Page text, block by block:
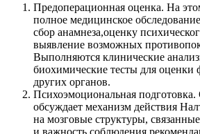
Предоперационная оценка. На
полное медицинское
сбор анамнеза,оценку
выявление возможных
Выполняются клинические
биохимические тесты для
других органов.
Психоэмоциональная
обсуждает механизм действия
на мозговые структуры,
и важность соблюдения